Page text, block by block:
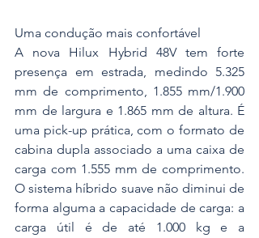
Uma condução mais confortável
A nova Hilux Hybrid 48V tem forte
presença em estrada, medindo 5.325
mm de comprimento, 1.855 mm/1.900
mm de largura e 1.865 mm de altura. É
uma pick-up prática, com o formato de
cabina dupla associado a uma caixa de
carga com 1.555 mm de comprimento.
O sistema híbrido suave não diminui de
forma alguma a capacidade de carga: a
carga útil é de até 1.000 kg e a